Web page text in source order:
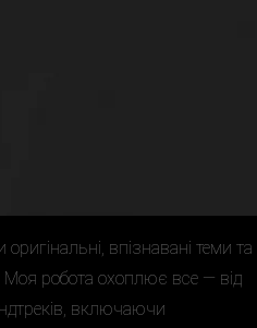
впізнавані теми та
Моя робота охоплює все — від
включаючи